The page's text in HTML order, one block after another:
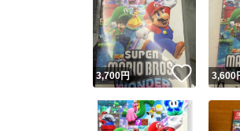
3,700円 いいね
3,600